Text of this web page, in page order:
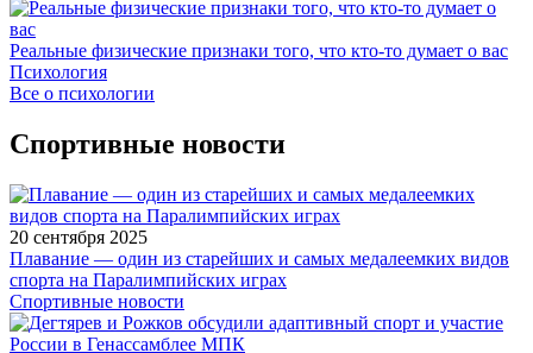
Реальные физические признаки того, что кто-то думает о вас
Психология
Все о психологии
Спортивные новости
20 сентября 2025
Плавание — один из старейших и самых медалеемких видов
спорта на Паралимпийских играх
Спортивные новости